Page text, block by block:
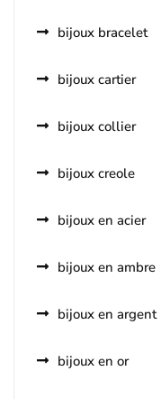
bijoux bracelet
bijoux cartier
bijoux collier
bijoux creole
bijoux en acier
bijoux en ambre
bijoux en argent
bijoux en or